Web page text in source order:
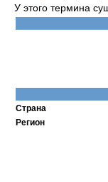
У этого термина
Страна
Регион